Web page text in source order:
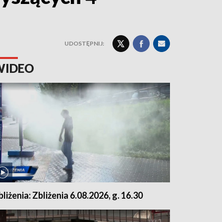
UDOSTĘPNIJ:
Zbliżenia 6.08.2026, g. 16.30